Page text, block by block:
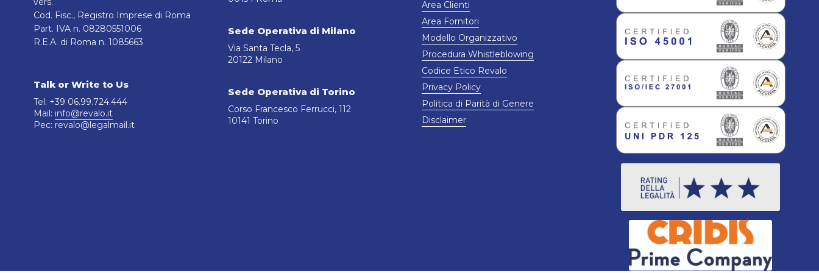
Cod. Fisc., Registro Imprese di Roma
Part. IVA n. 08280551006
R.E.A. di Roma n. 1085663
Talk or Write to Us
Tel: +39 06.99.724.444
Mail: info@revalo.it
Pec: revalo@legalmail.it
Sede Operativa di Milano
Via Santa Tecla, 5
20122 Milano
Sede Operativa di Torino
Corso Francesco Ferrucci, 112
10141 Torino
Area Clienti
Area Fornitori
Modello Organizzativo
Procedura Whistleblowing
Codice Etico Revalo
Privacy Policy
Politica di Parità di Genere
Disclaimer